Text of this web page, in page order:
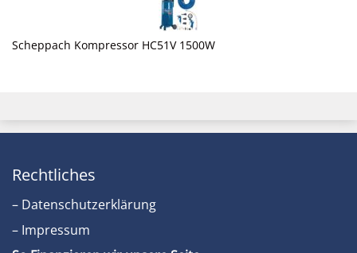
Scheppach Kompressor HC51V 1500W
Rechtliches
– Datenschutzerklärung
– Impressum